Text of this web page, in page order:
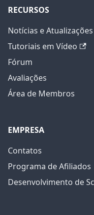
RECURSOS
Notícias e Atualizações
Tutoriais em Vídeo
Fórum
Avaliações
Área de Membros
EMPRESA
Contatos
Programa de Afiliados
Desenvolvimento de